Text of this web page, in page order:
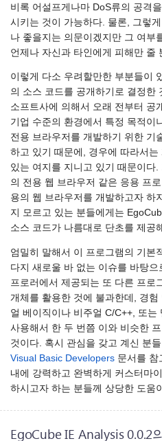
비록 어설프게나마 DoS류의 공격
시키는 것이 가능하다. 물론, 그렇
나 좋을지는 의문이겠지만 그 여부
언제나 자신과 타인에게 피해만 줄
이렇게 다소 우려할만한 부분들이
의 소스 코드를 공개하기로 결정한
소프트사에 의해서 오래 전부터 공
기업 수준의 환경에서 특정 목적이
전용 브라우저를 개발하기 위한 기
하고 있기 때문에, 경우에 따라서
있는 여지를 지니고 있기 때문이다.
의 전용 웹 브라우저 같은 응용 프
용의 웹 브라우저를 개발하고자 하
지 모르고 있는 분들에게는
소스 코드가 나름대로 단초를 제공
엄밀히 말해서 이 프로그램의 기본
다지 새로울 바 없는 이슈를 바탕
프로러에서 제공되는 또 다른 프로
개체를 활용한 것에 불과한데, 경
얼 베이직이나 비주얼 C/C++, 또
사용해서 한 두 번쯤 이와 비슷한
것이다. 혹시 관심을 갖고 계신 분
Visual Basic Developers 문서를 참
내에 강력하고 완벽하게 커스터마
하시고자 하는 분들께 상당한 도움
EgoCube IE Analysis